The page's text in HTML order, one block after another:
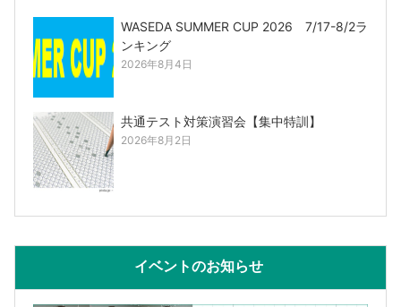
WASEDA SUMMER CUP 2026 7/17-8/2ラ
ンキング
2026年8月4日
共通テスト対策演習会【集中特訓】
2026年8月2日
イベントのお知らせ